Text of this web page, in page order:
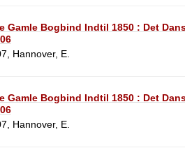
Gamle Bogbind Indtil 1850 : Det
Hannover, E.
Gamle Bogbind Indtil 1850 : Det
Hannover, E.